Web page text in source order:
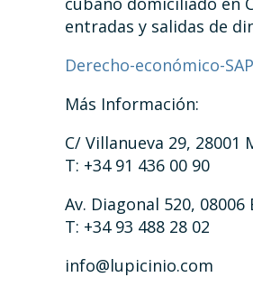
entradas y salidas de
Derecho-económico-
Más Información:
C/ Villanueva 29, 28001
T: +34 91 436 00 90
Av. Diagonal 520, 08006
T: +34 93 488 28 02
info@lupicinio.com